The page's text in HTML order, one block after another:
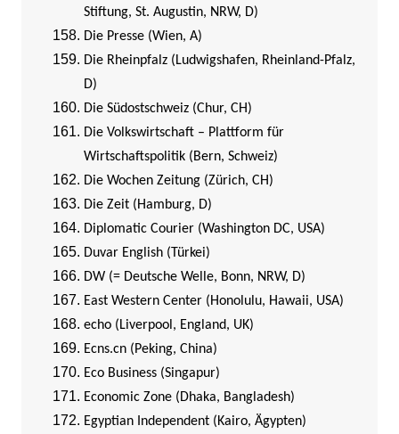
Stiftung, St. Augustin, NRW, D)
Die Presse (Wien, A)
Die Rheinpfalz (Ludwigshafen, Rheinland-Pfalz,
D)
Die Südostschweiz (Chur, CH)
Die Volkswirtschaft – Plattform für
Wirtschaftspolitik (Bern, Schweiz)
Die Wochen Zeitung (Zürich, CH)
Die Zeit (Hamburg, D)
Diplomatic Courier (Washington DC, USA)
Duvar English (Türkei)
DW (= Deutsche Welle, Bonn, NRW, D)
East Western Center (Honolulu, Hawaii, USA)
echo (Liverpool, England, UK)
Ecns.cn (Peking, China)
Eco Business (Singapur)
Economic Zone (Dhaka, Bangladesh)
Egyptian Independent (Kairo, Ägypten)